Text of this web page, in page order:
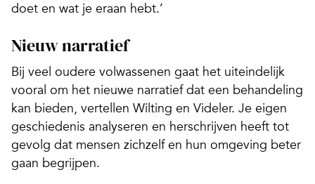
doet en wat je eraan hebt.’
Nieuw narratief
Bij veel oudere volwassenen gaat het uiteindelijk
vooral om het nieuwe narratief dat een behandeling
kan bieden, vertellen Wilting en Videler. Je eigen
geschiedenis analyseren en herschrijven heeft tot
gevolg dat mensen zichzelf en hun omgeving beter
gaan begrijpen.